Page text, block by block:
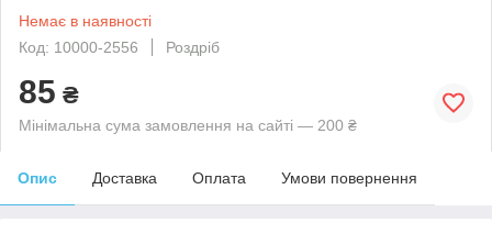
Немає в наявності
Код: 10000-2556
Роздріб
85 ₴
Мінімальна сума замовлення на сайті — 200 ₴
Опис Доставка Оплата Умови повернення